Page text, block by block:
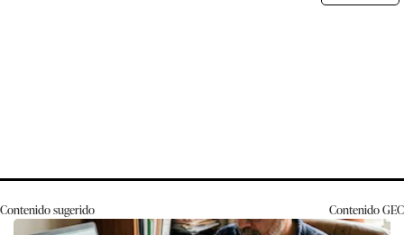
Contenido sugerido ContenidoGEC